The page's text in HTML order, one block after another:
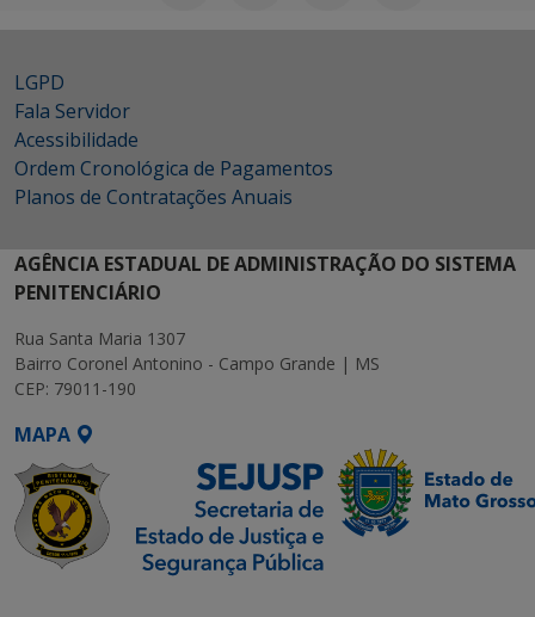
LGPD
Fala Servidor
Acessibilidade
Ordem Cronológica de Pagamentos
Planos de Contratações Anuais
AGÊNCIA ESTADUAL DE ADMINISTRAÇÃO DO SISTEMA
PENITENCIÁRIO
Rua Santa Maria 1307
Bairro Coronel Antonino - Campo Grande | MS
CEP: 79011-190
MAPA